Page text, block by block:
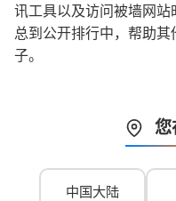
讯工具以及访问被墙网
总到公开排行中，帮助
子。
您
中国大陆